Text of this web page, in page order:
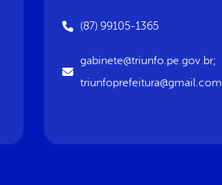
(87) 99105-1365
gabinete@triunfo.pe.gov.br;
triunfoprefeitura@gmail.com